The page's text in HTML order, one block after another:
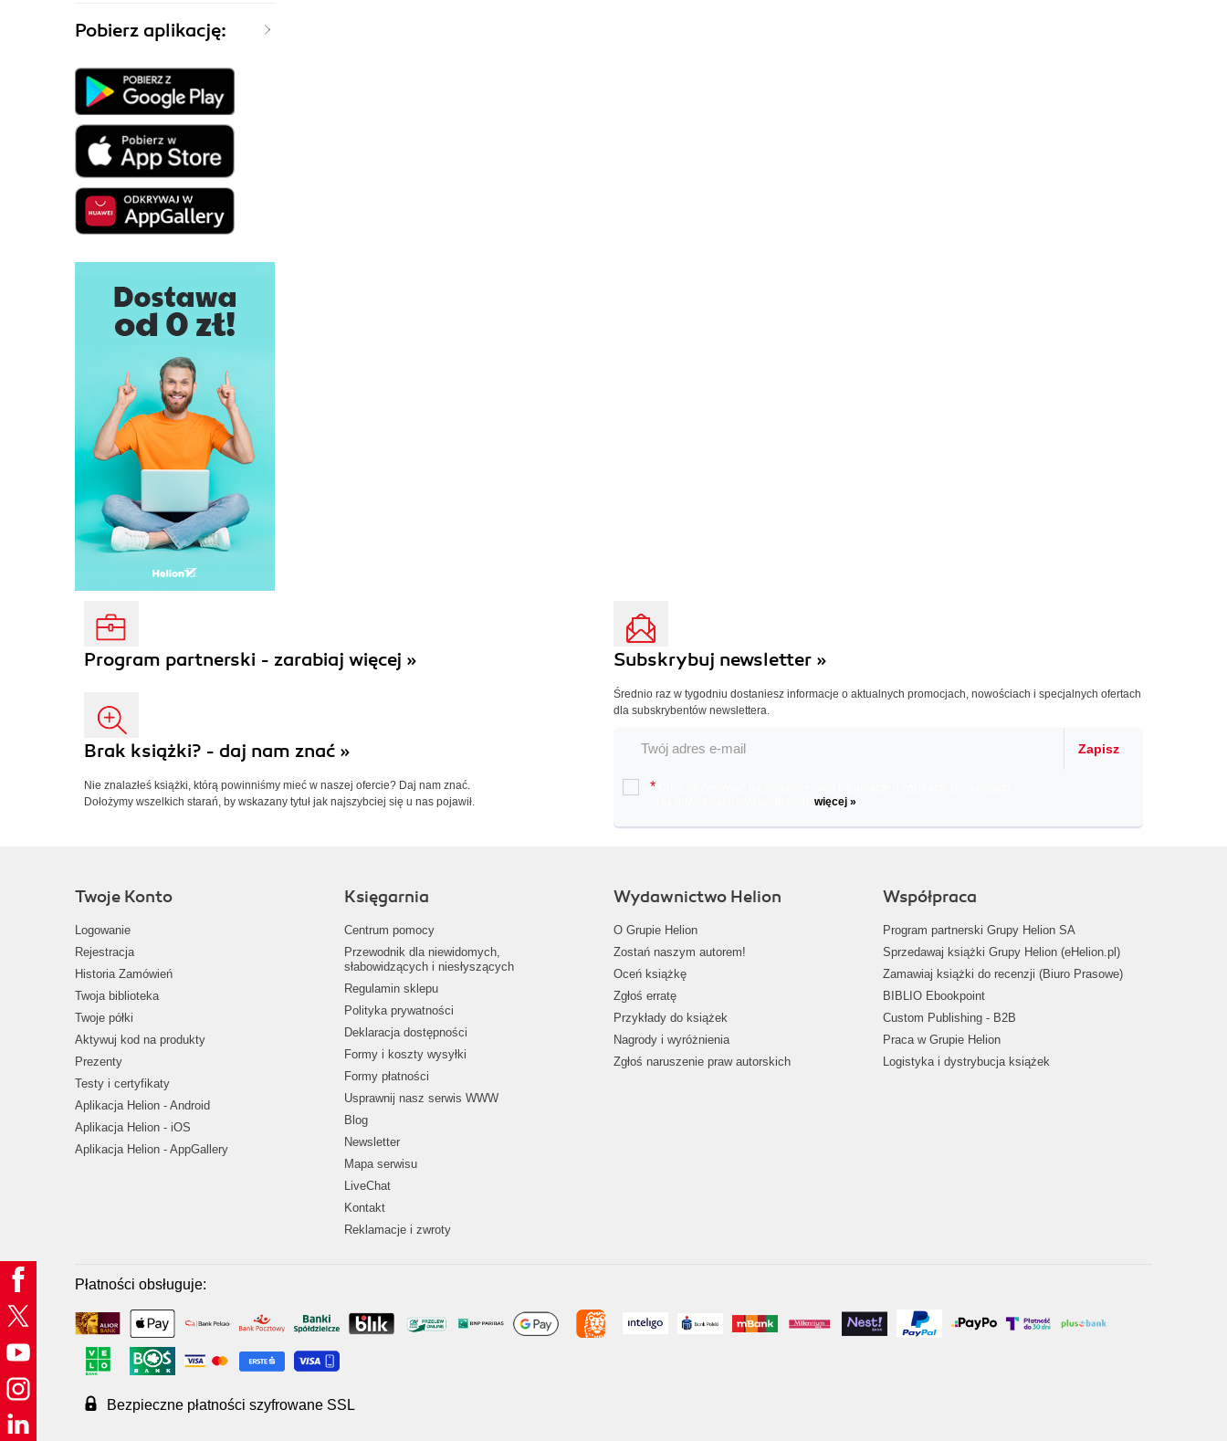
Pobierz aplikację:
Program partnerski - zarabiaj więcej »
Brak książki? - daj nam znać »
Nie znalazłeś książki, którą powinniśmy mieć w naszej ofercie? Daj nam znać.
Dołożymy wszelkich starań, by wskazany tytuł jak najszybciej się u nas pojawił.
Subskrybuj newsletter »
Średnio raz w tygodniu dostaniesz informacje o aktualnych promocjach, nowościach i specjalnych ofertach
dla subskrybentów newslettera.
Zapisz
*
więcej »
Twoje Konto
Logowanie
Rejestracja
Historia Zamówień
Twoja biblioteka
Twoje półki
Aktywuj kod na produkty
Prezenty
Testy i certyfikaty
Aplikacja Helion - Android
Aplikacja Helion - iOS
Aplikacja Helion - AppGallery
Księgarnia
Centrum pomocy
Przewodnik dla niewidomych,
słabowidzących i niesłyszących
Regulamin sklepu
Polityka prywatności
Deklaracja dostępności
Formy i koszty wysyłki
Formy płatności
Usprawnij nasz serwis WWW
Blog
Newsletter
Mapa serwisu
LiveChat
Kontakt
Reklamacje i zwroty
Wydawnictwo Helion
O Grupie Helion
Zostań naszym autorem!
Oceń książkę
Zgłoś erratę
Przykłady do książek
Nagrody i wyróżnienia
Zgłoś naruszenie praw autorskich
Współpraca
Program partnerski Grupy Helion SA
Sprzedawaj książki Grupy Helion (eHelion.pl)
Zamawiaj książki do recenzji (Biuro Prasowe)
BIBLIO Ebookpoint
Custom Publishing - B2B
Praca w Grupie Helion
Logistyka i dystrybucja książek
Płatności obsługuje:
Bezpieczne płatności szyfrowane SSL